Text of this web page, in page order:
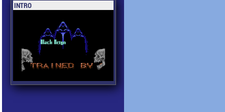
INTRO